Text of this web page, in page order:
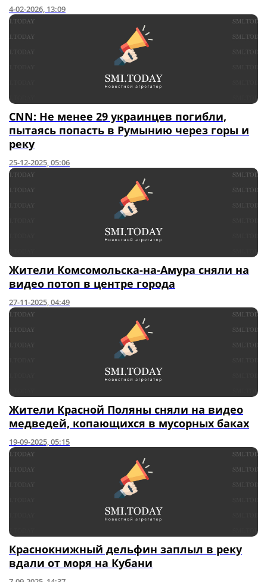
4-02-2026, 13:09
CNN: Не менее 29 украинцев погибли,
пытаясь попасть в Румынию через горы и
реку
25-12-2025, 05:06
Жители Комсомольска-на-Амура сняли на
видео потоп в центре города
27-11-2025, 04:49
Жители Красной Поляны сняли на видео
медведей, копающихся в мусорных баках
19-09-2025, 05:15
Краснокнижный дельфин заплыл в реку
вдали от моря на Кубани